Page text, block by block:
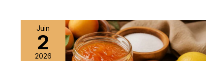
Juin
2
2026